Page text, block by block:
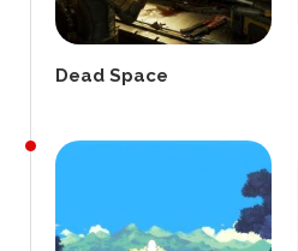
Dead Space